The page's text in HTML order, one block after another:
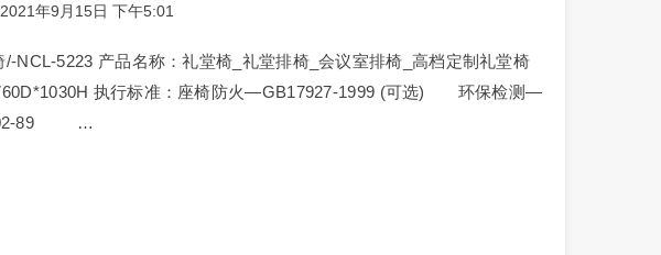
年9月15日 下午5:01
NCL-5223 产品名称：礼堂椅_礼堂排椅_会议室排椅_高档定制礼堂椅
执行标准：座椅防火—GB17927-1999 (可选) 环保检测—
89 …